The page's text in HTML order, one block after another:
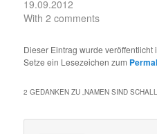
19.09.2012
With 2 comments
Dieser Eintrag wurde veröffentlicht
Setze ein Lesezeichen zum
2 GEDANKEN ZU „NAMEN SIND